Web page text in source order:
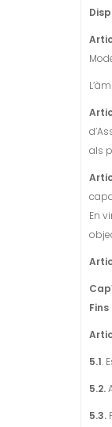
als
En
Fins
5.1.
5.2.
5.3.